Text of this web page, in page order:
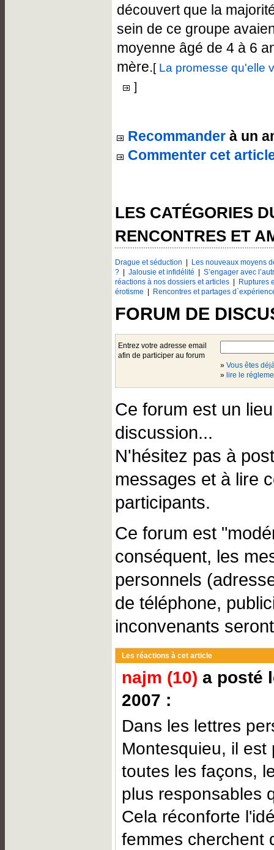
découvert que la
sein de ce groupe
moyenne âgé de 4 à 6
mère.[ La promesse qu'elle
]
Recommander à un
Commenter cet
LES CATÉGORIES
RENCONTRES ET
Drague et séduction
Les nouveaux moyens
?
Jalousie et infidélité
S’engager avec
réactions à nos dossiers et articles
Ruptures
érotisme
Rencontres et partages
FORUM DE
Entrez votre adresse email
afin de participer au forum
» Vous êtes
» lire le
Ce forum est un
discussion...
N'hésitez pas à
messages et à lire
participants.
Ce forum est
conséquent, les
personnels
de téléphone,
inconvenants
Les réactions à cet article
najm (10) a posté
2007 :
Dans les lettres
Montesquieu, il est
toutes les façons,
plus responsables
Cela réconforte
femmes cherchent